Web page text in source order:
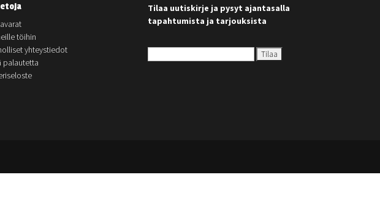
töihin
yhteystiedot
palautetta
Tilaa uutiskirje ja pysyt ajantasalla
tapahtumista ja tarjouksista